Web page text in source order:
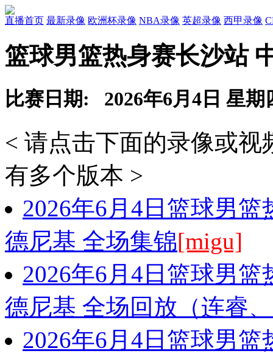
直播首页 最新录像 欧洲杯录像 NBA录像 英超录像 西甲录像
篮球男篮热身赛长沙站
比赛日期: 2026年6月4日 星期
< 请点击下面的录像或
有多个版本 >
2026年6月4日篮球男
德尼基 全场集锦[migu]
2026年6月4日篮球男
德尼基 全场回放（连睿
2026年6月4日篮球男